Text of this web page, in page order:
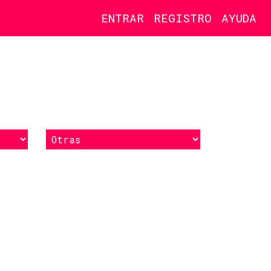
ENTRAR REGISTRO AYUDA